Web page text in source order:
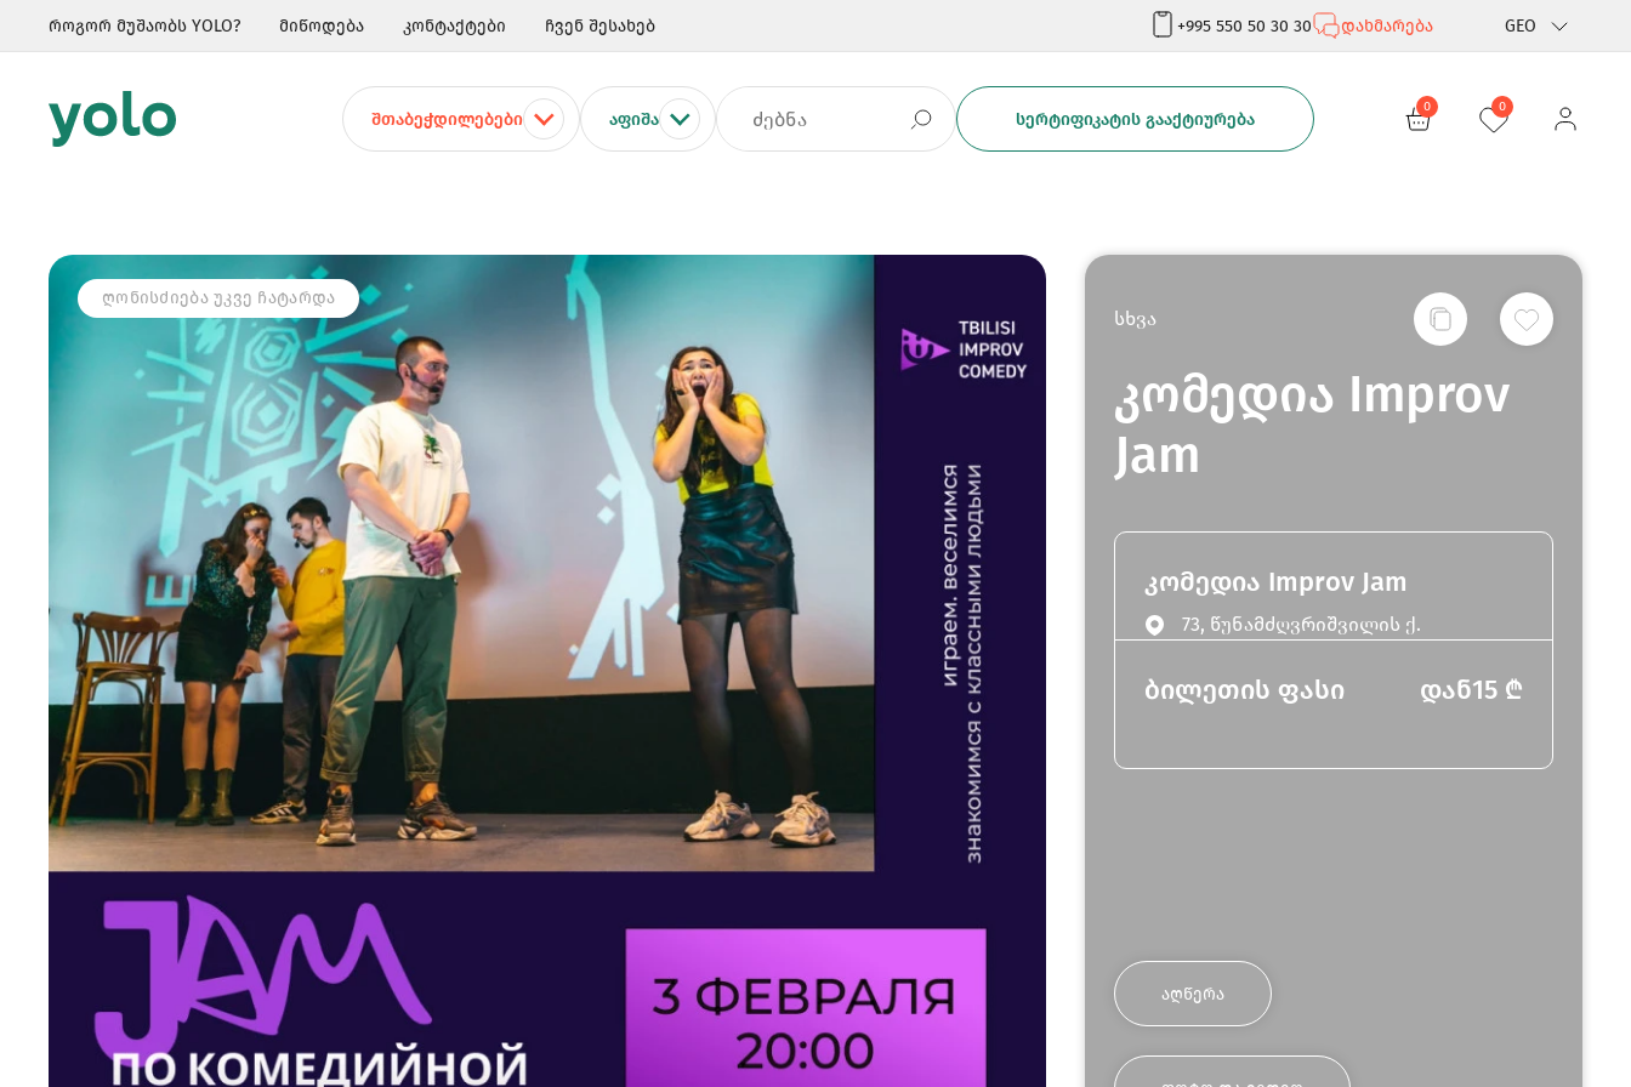
როგორ მუშაობს YOLO? მიწოდება კონტაქტები ჩვენ შესახებ +995 550 50 30 30 დახმარება GEO
Rus
ᲨᲗᲐᲑᲔᲭᲓᲘᲚᲔᲑᲔᲑᲘ ᲐᲤᲘᲨᲐ ᲡᲔᲠᲢᲘᲤᲘᲙᲐᲢᲘᲡ ᲒᲐᲐᲥᲢᲘᲣᲠᲔᲑᲐ
0 0
ᲦᲝᲜᲘᲡᲫᲘᲔᲑᲐ ᲣᲙᲕᲔ ᲩᲐᲢᲐᲠᲓᲐ
სხვა
კომედია Improv
Jam
კომედია Improv Jam
73, წუნამძღვრიშვილის ქ.
ბილეთის ფასი დან15 ₾
ᲐᲦᲬᲔᲠᲐ